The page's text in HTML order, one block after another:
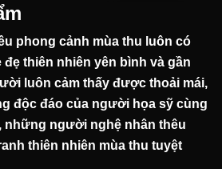
phong cảnh mùa thu luôn có
thiên nhiên yên bình và gần
luôn cảm thấy được thoải mái,
độc đáo của người họa sỹ cùng
những người nghệ nhân thêu
thiên nhiên mùa thu tuyệt